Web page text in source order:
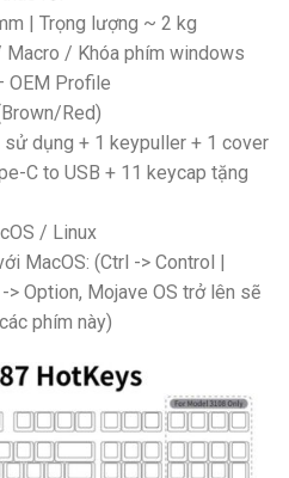
| Trọng lượng ~ 2 kg
/ Khóa phím windows
OEM Profile
Red)
sử dụng + 1 keypuller + 1 cover
C to USB + 11 keycap tặng
/ Linux
MacOS: (Ctrl -> Control |
Option, Mojave OS trở lên sẽ
phím này)